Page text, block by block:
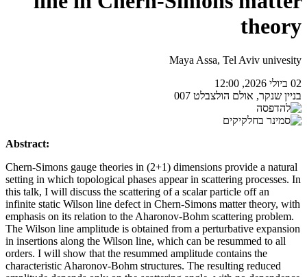
theory
Maya Assa, Tel Aviv univesity
02 ביולי 2026, 12:00
בניין שנקר, אולם הולצבלט 007
Abstract:
Chern-Simons gauge theories in (2+1) dimensions provide a natural
setting in which topological phases appear in scattering processes. In
this talk, I will discuss the scattering of a scalar particle off an
infinite static Wilson line defect in Chern-Simons matter theory, with
emphasis on its relation to the Aharonov-Bohm scattering problem.
The Wilson line amplitude is obtained from a perturbative expansion
in insertions along the Wilson line, which can be resummed to all
orders. I will show that the resummed amplitude contains the
characteristic Aharonov-Bohm structures. The resulting reduced